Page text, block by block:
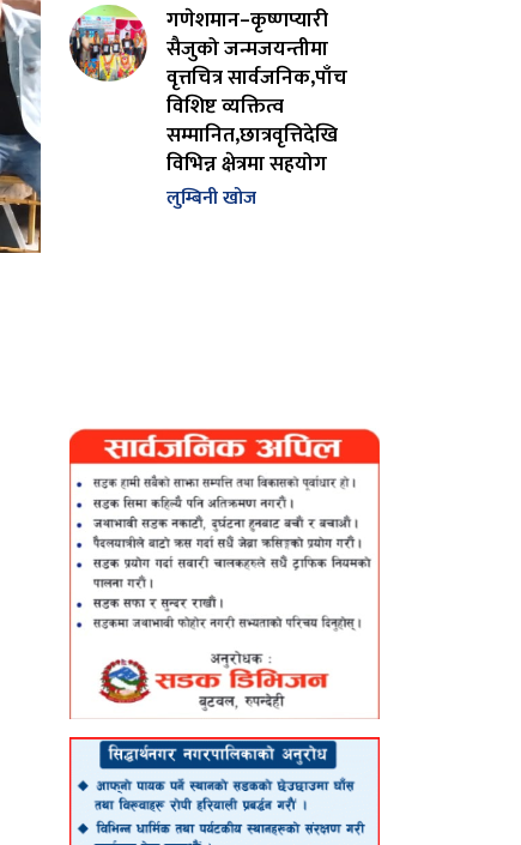
गणेशमान–कृष्णप्यारी
सैजुको जन्मजयन्तीमा
वृत्तचित्र सार्वजनिक,पाँच
विशिष्ट व्यक्तित्व
सम्मानित,छात्रवृत्तिदेखि
विभिन्न क्षेत्रमा सहयोग
लुम्बिनी खोज